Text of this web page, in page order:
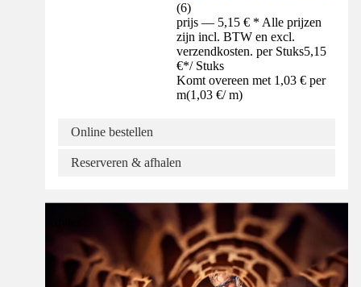
(6)
prijs — 5,15 € * Alle prijzen
zijn incl. BTW en excl.
verzendkosten. per Stuks5,15
€*/ Stuks
Komt overeen met 1,03 € per
m(1,03 €/ m)
Online bestellen
Reserveren & afhalen